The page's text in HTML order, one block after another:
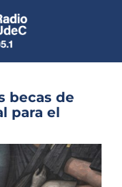
en vivo
becas de
para el